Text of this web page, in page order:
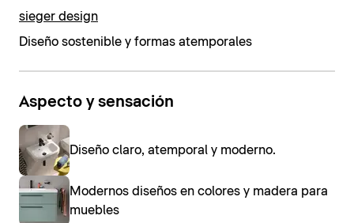
sieger design
Diseño sostenible y formas atemporales
Aspecto y sensación
Diseño claro, atemporal y moderno.
Modernos diseños en colores y madera para
muebles